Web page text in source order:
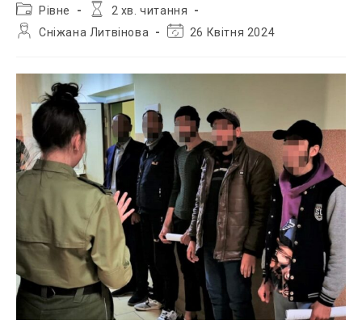
Категорія
запису:
Рівне
Час
2 хв. читання
АвторСніжана Литвінова
Остання26 Квітня 2024